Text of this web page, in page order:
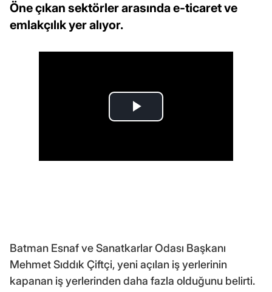
Öne çıkan sektörler arasında e-ticaret ve
emlakçılık yer alıyor.
Batman Esnaf ve Sanatkarlar Odası Başkanı
Mehmet Sıddık Çiftçi, yeni açılan iş yerlerinin
kapanan iş yerlerinden daha fazla olduğunu belirti.